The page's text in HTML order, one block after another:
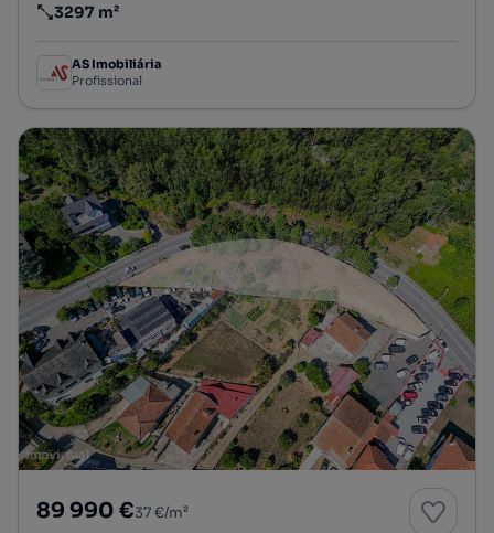
Preço por metro quadrado
3297 m²
AS Imobiliária
Profissional
89 990 €37 €/m²